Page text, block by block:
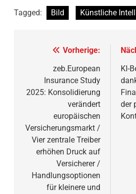
Tagged: Bild Künstliche
Vorherige:
zeb.European
Insurance Study
2025: Konsolidierung
verändert
europäischen
Versicherungsmarkt /
Vier zentrale Treiber
erhöhen Druck auf
Versicherer /
Handlungsoptionen
für kleinere und
KI-
der